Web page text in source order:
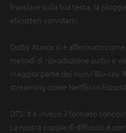
frusciare sulla tua testa, la
elicotteri sorvolarti.
Dolby Atmos si è affermato
metodi di riproduzione audio e
maggior parte dei nuovi Blu-ray.
streaming come Netflix
DTS: X è invece il formato
La nostra coppia di diffusori è